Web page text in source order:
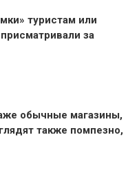
туристам или
за
обычные магазины,
также помпезно,